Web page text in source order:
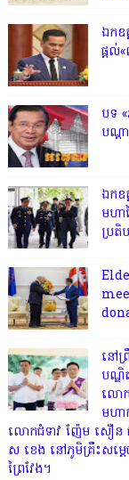
ឯកឧ
ផ្តល់
បទ
បណ្ត
ឯកឧ
មហា
ប្រតិ
នៅព្
បណ្ឌិ
លោក
មហា
លោកជំទាវ ញ៉ែម សឿន
ស ខេង នៅភូមិគ្រឹះសម្តេ
ព្រៃវែង។